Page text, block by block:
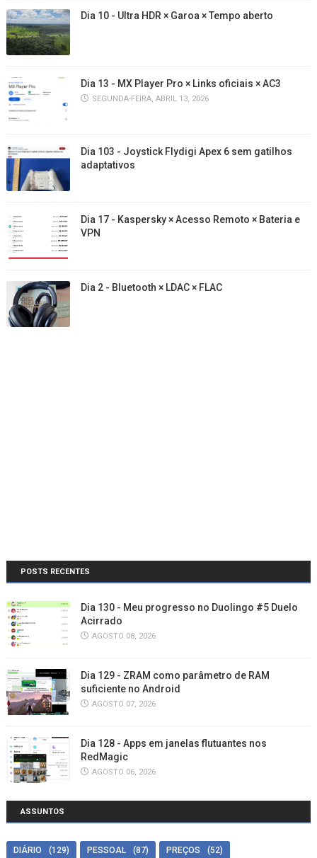
Dia 10 - Ultra HDR × Garoa × Tempo aberto
Dia 13 - MX Player Pro × Links oficiais × AC3
SEGUNDA-FEIRA, ABRIL 13, 2026
Dia 103 - Joystick Flydigi Apex 6 sem gatilhos
adaptativos
Dia 17 - Kaspersky × Acesso Remoto × Bateria e
VPN
Dia 2 - Bluetooth × LDAC × FLAC
POSTS RECENTES
Dia 130 - Meu progresso no Duolingo #5 Duelo
Acirrado
AGOSTO 08, 2026
Dia 129 - ZRAM como parâmetro de RAM
suficiente no Android
AGOSTO 07, 2026
Dia 128 - Apps em janelas flutuantes nos
RedMagic
AGOSTO 06, 2026
ASSUNTOS
DIÁRIO (129) PESSOAL (87) PREÇOS (52)